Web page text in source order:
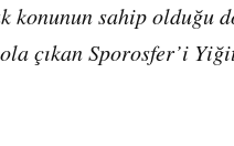
sahip olduğu
çıkan Sporosfer’i